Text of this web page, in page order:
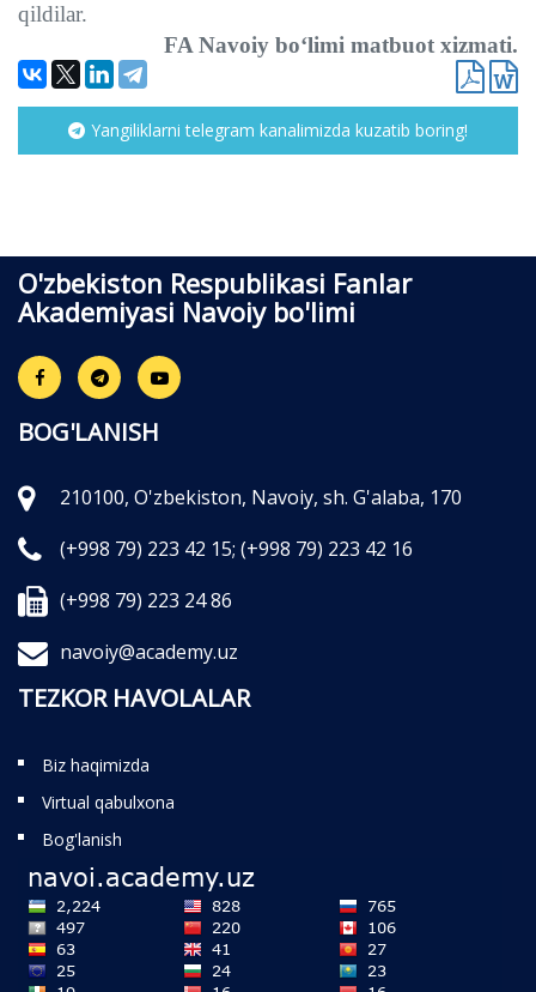
qildilar.
FA Navoiy bo‘limi matbuot xizmati.
Yangiliklarni telegram kanalimizda kuzatib boring!
O'zbekiston Respublikasi Fanlar
Akademiyasi Navoiy bo'limi
BOG'LANISH
210100, O'zbekiston, Navoiy, sh. G'alaba, 170
(+998 79) 223 42 15; (+998 79) 223 42 16
(+998 79) 223 24 86
navoiy@academy.uz
TEZKOR HAVOLALAR
Biz haqimizda
Virtual qabulxona
Bog'lanish